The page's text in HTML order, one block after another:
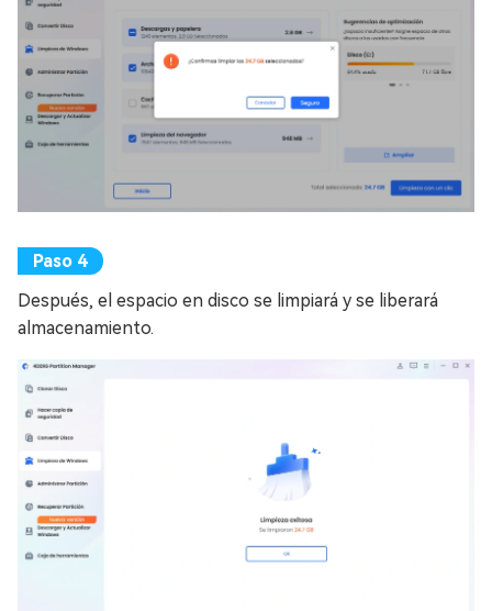
Después, el espacio en disco se limpiará y se liberará
almacenamiento.